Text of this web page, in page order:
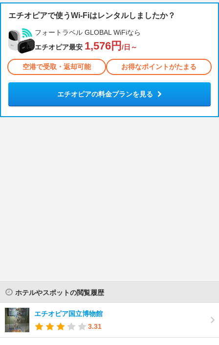
エチオピアで使うWi-Fiはレンタルしましたか？
フォートラベル GLOBAL WiFiなら
エチオピア最安 1,576円 /日～
空港で受取・返却可能 お得なポイントがたまる
エチオピアの料金プランを見る
ホテルやスポットの閲覧履歴
エチオピア国立博物館
3.31